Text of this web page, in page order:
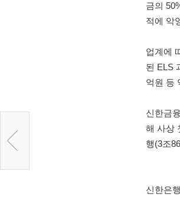
금의
적에 악
업계에
된 ELS
억원 등
신한금
해 사상
행(3조
신한은